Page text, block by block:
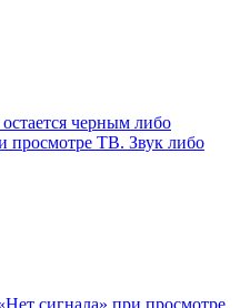
черным либо
просмотре ТВ. Звук либо
сигнала» при просмотре